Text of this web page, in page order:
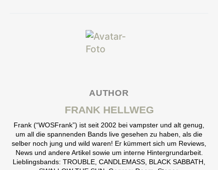
AUTHOR
FRANK HELLWEG
Frank (“WOSFrank”) ist seit 2002 bei vampster und alt genug,
um all die spannenden Bands live gesehen zu haben, als die
selber noch jung und wild waren! Er kümmert sich um Reviews,
News und andere Artikel sowie um interne Hintergrundarbeit.
Lieblingsbands: TROUBLE, CANDLEMASS, BLACK SABBATH,